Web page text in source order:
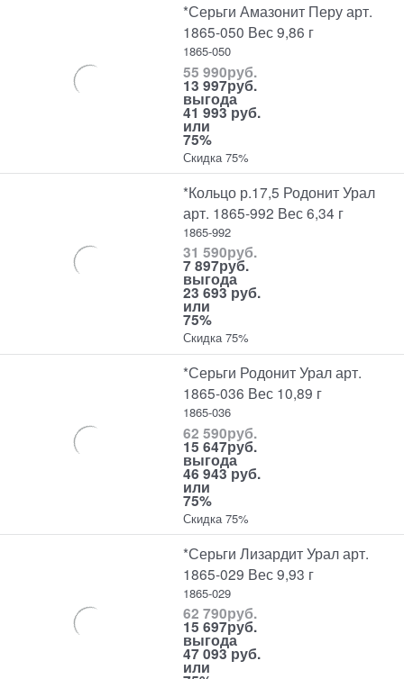
*Серьги Амазонит Перу арт.
1865-050 Вес 9,86 г
1865-050
55 990руб.
13 997руб.
выгода
41 993 руб.
или
75%
Скидка 75%
*Кольцо р.17,5 Родонит Урал
арт. 1865-992 Вес 6,34 г
1865-992
31 590руб.
7 897руб.
выгода
23 693 руб.
или
75%
Скидка 75%
*Серьги Родонит Урал арт.
1865-036 Вес 10,89 г
1865-036
62 590руб.
15 647руб.
выгода
46 943 руб.
или
75%
Скидка 75%
*Серьги Лизардит Урал арт.
1865-029 Вес 9,93 г
1865-029
62 790руб.
15 697руб.
выгода
47 093 руб.
или